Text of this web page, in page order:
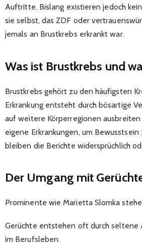
Auftritte. Bislang existieren jedoch
sie selbst, das ZDF oder
jemals an Brustkrebs erkrankt war.​
Was ist Brustkrebs und
Brustkrebs gehört zu den häufigsten
Erkrankung entsteht durch bösartige
auf weitere Körperregionen
eigene Erkrankungen, um
bleiben die Berichte widersprüchlich
Der Umgang mit
Prominente wie Marietta Slomka
Gerüchte entstehen oft durch seltene
im Berufsleben.